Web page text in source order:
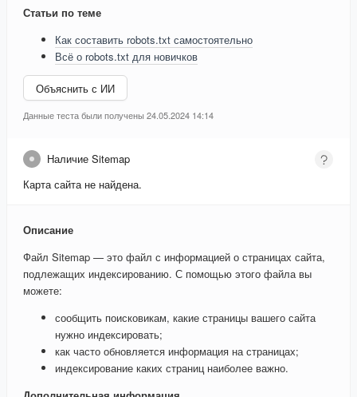
Статьи по теме
Как составить robots.txt самостоятельно
Всё о robots.txt для новичков
Объяснить с ИИ
Данные теста были получены 24.05.2024 14:14
Наличие Sitemap
Карта сайта не найдена.
Описание
Файл Sitemap — это файл с информацией о страницах сайта,
подлежащих индексированию. С помощью этого файла вы
можете:
сообщить поисковикам, какие страницы вашего сайта
нужно индексировать;
как часто обновляется информация на страницах;
индексирование каких страниц наиболее важно.